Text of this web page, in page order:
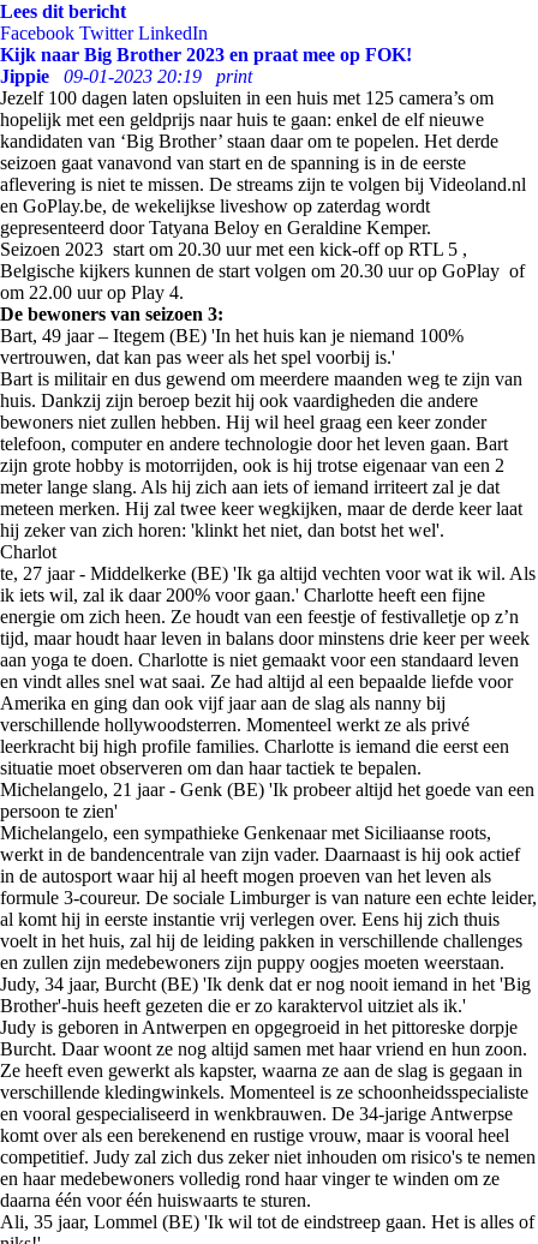
Lees dit bericht
Facebook Twitter LinkedIn
Kijk naar Big Brother 2023 en praat mee op FOK!
Jippie
09-01-2023 20:19
print
Jezelf 100 dagen laten opsluiten in een huis met 125 camera’s om
hopelijk met een geldprijs naar huis te gaan: enkel de elf nieuwe
kandidaten van ‘Big Brother’ staan daar om te popelen. Het derde
seizoen gaat vanavond van start en de spanning is in de eerste
aflevering is niet te missen. De streams zijn te volgen bij Videoland.nl
en GoPlay.be, de wekelijkse liveshow op zaterdag wordt
gepresenteerd door Tatyana Beloy en Geraldine Kemper.
Seizoen 2023 start om 20.30 uur met een kick-off op RTL 5 ,
Belgische kijkers kunnen de start volgen om 20.30 uur op GoPlay of
om 22.00 uur op Play 4.
De bewoners van seizoen 3:
Bart, 49 jaar – Itegem (BE) 'In het huis kan je niemand 100%
vertrouwen, dat kan pas weer als het spel voorbij is.'
Bart is militair en dus gewend om meerdere maanden weg te zijn van
huis. Dankzij zijn beroep bezit hij ook vaardigheden die andere
bewoners niet zullen hebben. Hij wil heel graag een keer zonder
telefoon, computer en andere technologie door het leven gaan. Bart
zijn grote hobby is motorrijden, ook is hij trotse eigenaar van een 2
meter lange slang. Als hij zich aan iets of iemand irriteert zal je dat
meteen merken. Hij zal twee keer wegkijken, maar de derde keer laat
hij zeker van zich horen: 'klinkt het niet, dan botst het wel'.
Charlot
te, 27 jaar - Middelkerke (BE) 'Ik ga altijd vechten voor wat ik wil. Als
ik iets wil, zal ik daar 200% voor gaan.' Charlotte heeft een fijne
energie om zich heen. Ze houdt van een feestje of festivalletje op z’n
tijd, maar houdt haar leven in balans door minstens drie keer per week
aan yoga te doen. Charlotte is niet gemaakt voor een standaard leven
en vindt alles snel wat saai. Ze had altijd al een bepaalde liefde voor
Amerika en ging dan ook vijf jaar aan de slag als nanny bij
verschillende hollywoodsterren. Momenteel werkt ze als privé
leerkracht bij high profile families. Charlotte is iemand die eerst een
situatie moet observeren om dan haar tactiek te bepalen.
Michelangelo, 21 jaar - Genk (BE) 'Ik probeer altijd het goede van een
persoon te zien'
Michelangelo, een sympathieke Genkenaar met Siciliaanse roots,
werkt in de bandencentrale van zijn vader. Daarnaast is hij ook actief
in de autosport waar hij al heeft mogen proeven van het leven als
formule 3-coureur. De sociale Limburger is van nature een echte leider,
al komt hij in eerste instantie vrij verlegen over. Eens hij zich thuis
voelt in het huis, zal hij de leiding pakken in verschillende challenges
en zullen zijn medebewoners zijn puppy oogjes moeten weerstaan.
Judy, 34 jaar, Burcht (BE) 'Ik denk dat er nog nooit iemand in het 'Big
Brother'-huis heeft gezeten die er zo karaktervol uitziet als ik.'
Judy is geboren in Antwerpen en opgegroeid in het pittoreske dorpje
Burcht. Daar woont ze nog altijd samen met haar vriend en hun zoon.
Ze heeft even gewerkt als kapster, waarna ze aan de slag is gegaan in
verschillende kledingwinkels. Momenteel is ze schoonheidsspecialiste
en vooral gespecialiseerd in wenkbrauwen. De 34-jarige Antwerpse
komt over als een berekenend en rustige vrouw, maar is vooral heel
competitief. Judy zal zich dus zeker niet inhouden om risico's te nemen
en haar medebewoners volledig rond haar vinger te winden om ze
daarna één voor één huiswaarts te sturen.
Ali, 35 jaar, Lommel (BE) 'Ik wil tot de eindstreep gaan. Het is alles of